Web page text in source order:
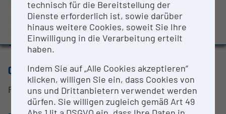
Evaluation Study 2022
Awards and press releases
Das Gerät wird zur Vermessung von Komponenten
und Subsystemen der Hochfrequenztechnik
verwendet.
CONTACT PERSON
Prof. Wolfgang Bösch
technisch für die Bereitstellung der
Dienste erforderlich ist, sowie darüber
hinaus weitere Cookies, soweit Sie Ihre
Einwilligung in die Verarbeitung erteilt
haben.
Indem Sie auf „Alle Cookies akzeptieren“
klicken, willigen Sie ein, dass Cookies von
uns und Drittanbietern verwendet werden
dürfen. Sie willigen zugleich gemäß Art 49